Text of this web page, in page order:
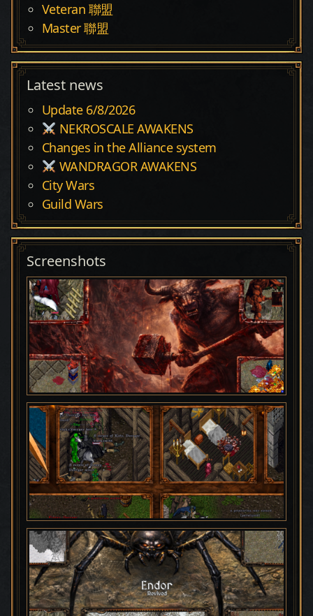
Veteran 聯盟
Master 聯盟
Latest news
Update 6/8/2026
NEKROSCALE AWAKENS
Changes in the Alliance system
WANDRAGOR AWAKENS
City Wars
Guild Wars
Screenshots